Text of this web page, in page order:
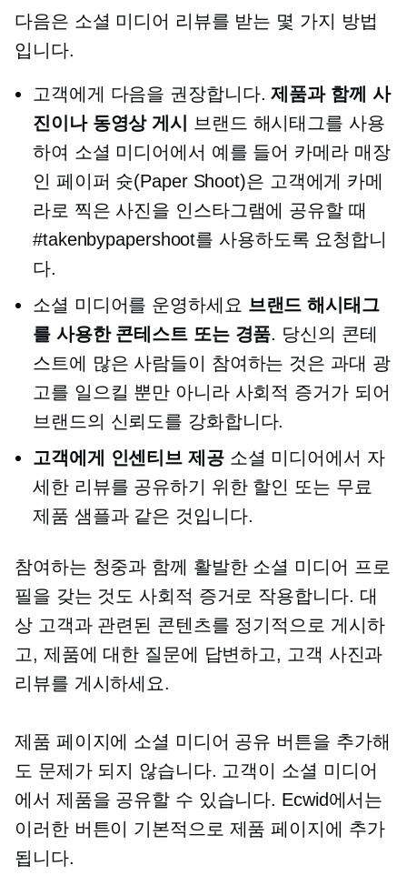
다음은 소셜 미디어 리뷰를 받는 몇 가지 방법
입니다.
고객에게 다음을 권장합니다.제품과 함께 사
진이나 동영상 게시 브랜드 해시태그를 사용
하여 소셜 미디어에서 예를 들어 카메라 매장
인 페이퍼 슛(Paper Shoot)은 고객에게 카메
라로 찍은 사진을 인스타그램에 공유할 때
#takenbypapershoot를 사용하도록 요청합니
다.
소셜 미디어를 운영하세요 브랜드 해시태그
를 사용한 콘테스트 또는 경품. 당신의 콘테
스트에 많은 사람들이 참여하는 것은 과대 광
고를 일으킬 뿐만 아니라 사회적 증거가 되어
브랜드의 신뢰도를 강화합니다.
고객에게 인센티브 제공소셜 미디어에서 자
세한 리뷰를 공유하기 위한 할인 또는 무료
제품 샘플과 같은 것입니다.
참여하는 청중과 함께 활발한 소셜 미디어 프로
필을 갖는 것도 사회적 증거로 작용합니다. 대
상 고객과 관련된 콘텐츠를 정기적으로 게시하
고, 제품에 대한 질문에 답변하고, 고객 사진과
리뷰를 게시하세요.
제품 페이지에 소셜 미디어 공유 버튼을 추가해
도 문제가 되지 않습니다. 고객이 소셜 미디어
에서 제품을 공유할 수 있습니다. Ecwid에서는
이러한 버튼이 기본적으로 제품 페이지에 추가
됩니다.